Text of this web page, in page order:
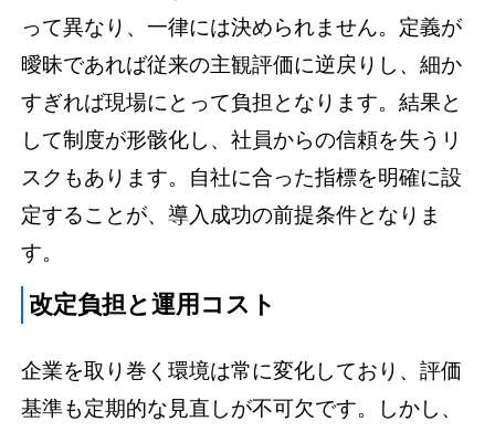
って異なり、一律には決められません。定義が
曖昧であれば従来の主観評価に逆戻りし、細か
すぎれば現場にとって負担となります。結果と
して制度が形骸化し、社員からの信頼を失うリ
スクもあります。自社に合った指標を明確に設
定することが、導入成功の前提条件となりま
す。
改定負担と運用コスト
企業を取り巻く環境は常に変化しており、評価
基準も定期的な見直しが不可欠です。しかし、